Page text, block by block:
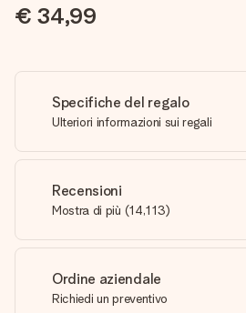
€ 34,99
Specifiche del regalo
Ulteriori informazioni sui regali
Recensioni
Mostra di più (14,113)
Ordine aziendale
Richiedi un preventivo